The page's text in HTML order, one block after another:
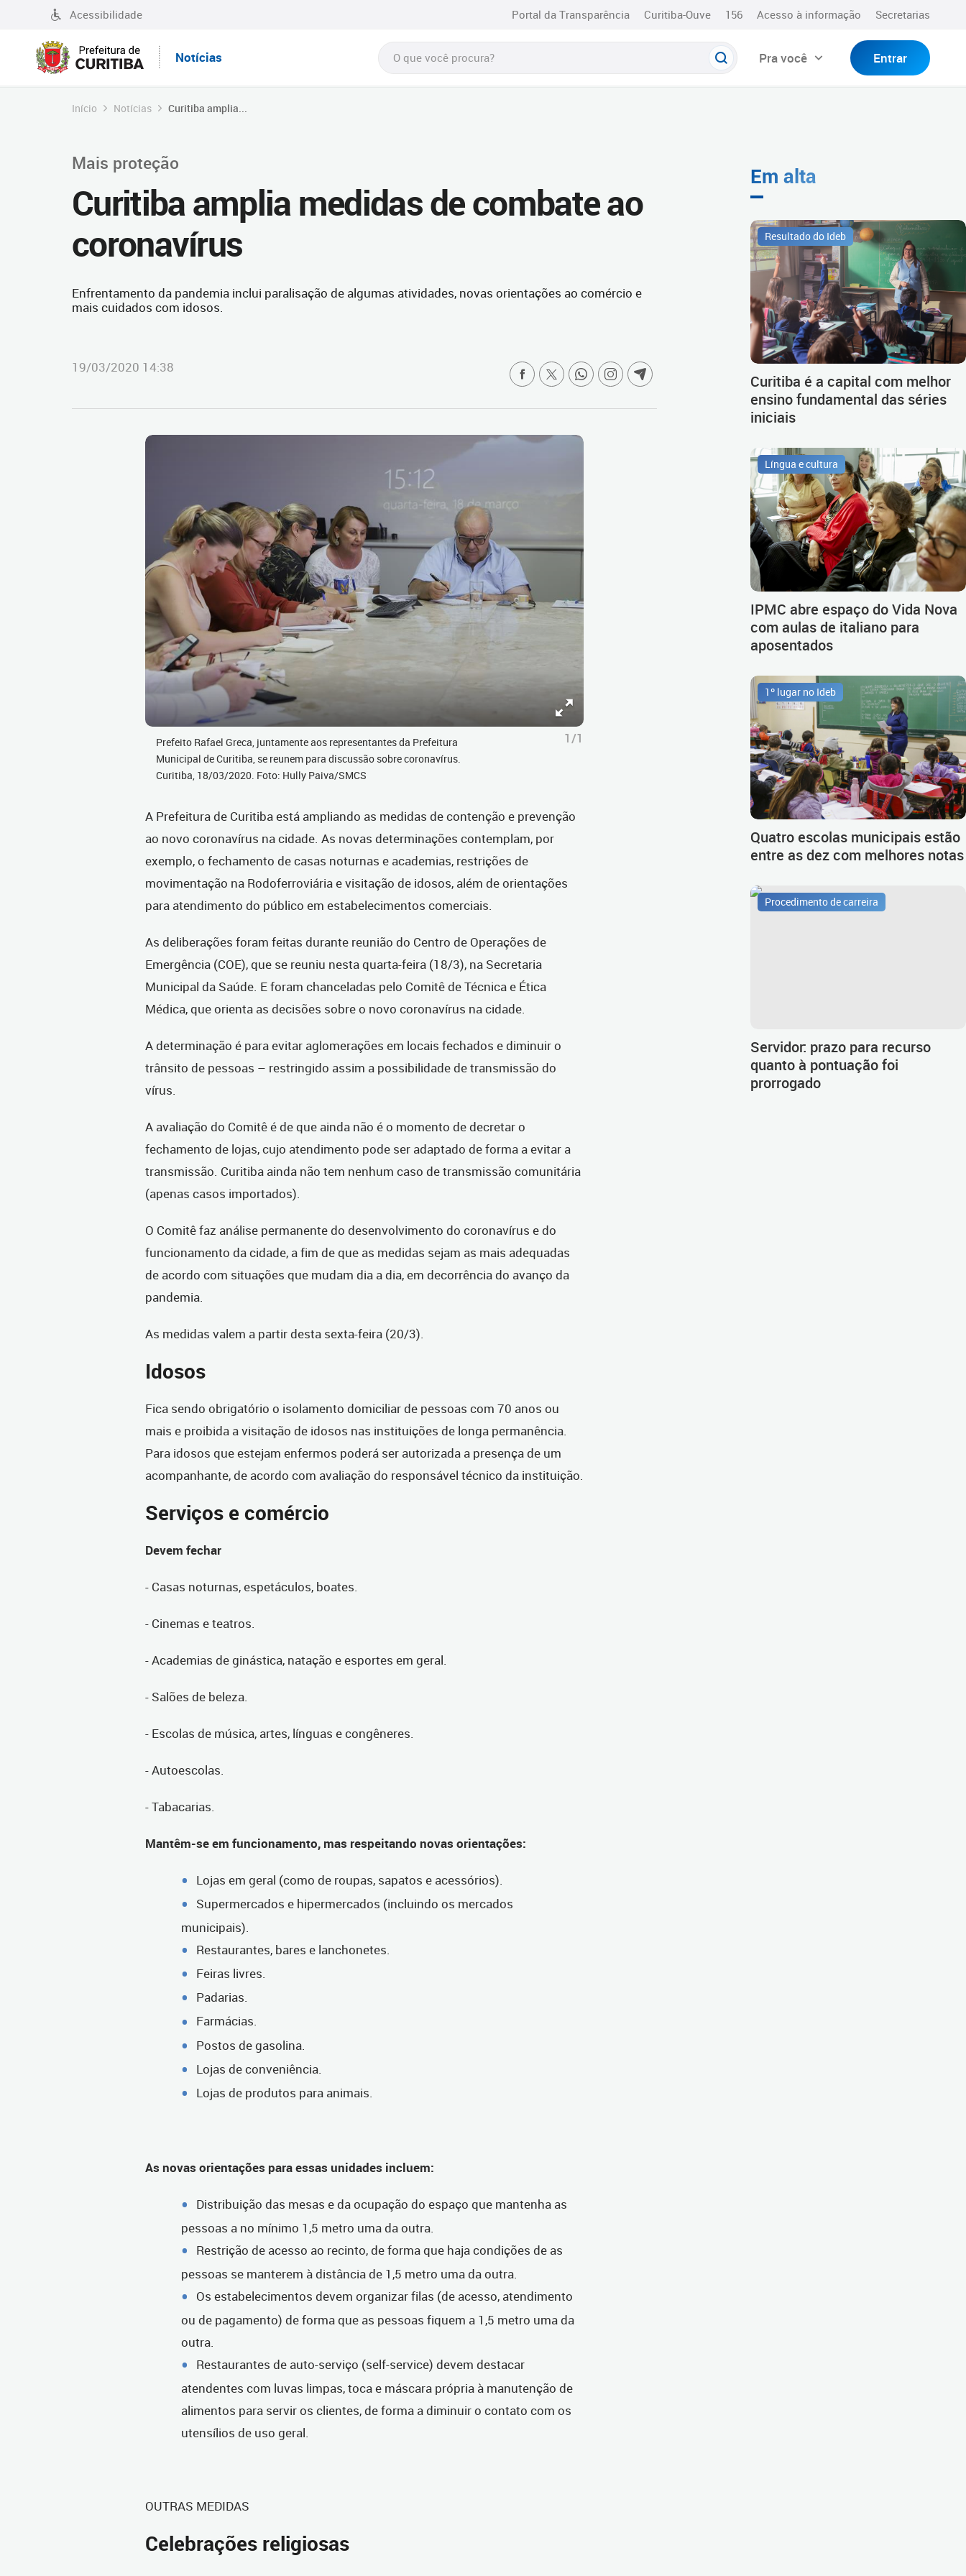
Acessibilidade Portal da Transparência Curitiba-Ouve 156 Acesso à informação Secretarias
Notícias Pra você Entrar
Início Notícias Curitiba amplia...
Mais proteção
Curitiba amplia medidas de combate ao
coronavírus
Enfrentamento da pandemia inclui paralisação de algumas atividades, novas orientações ao comércio e
mais cuidados com idosos.
19/03/2020 14:38
Prefeito Rafael Greca, juntamente aos representantes da Prefeitura
Municipal de Curitiba, se reunem para discussão sobre coronavírus.
Curitiba, 18/03/2020. Foto: Hully Paiva/SMCS
1/1
A Prefeitura de Curitiba está ampliando as medidas de contenção e prevenção
ao novo coronavírus na cidade. As novas determinações contemplam, por
exemplo, o fechamento de casas noturnas e academias, restrições de
movimentação na Rodoferroviária e visitação de idosos, além de orientações
para atendimento do público em estabelecimentos comerciais.
As deliberações foram feitas durante reunião do Centro de Operações de
Emergência (COE), que se reuniu nesta quarta-feira (18/3), na Secretaria
Municipal da Saúde. E foram chanceladas pelo Comitê de Técnica e Ética
Médica, que orienta as decisões sobre o novo coronavírus na cidade.
A determinação é para evitar aglomerações em locais fechados e diminuir o
trânsito de pessoas – restringido assim a possibilidade de transmissão do
vírus.
A avaliação do Comitê é de que ainda não é o momento de decretar o
fechamento de lojas, cujo atendimento pode ser adaptado de forma a evitar a
transmissão. Curitiba ainda não tem nenhum caso de transmissão comunitária
(apenas casos importados).
O Comitê faz análise permanente do desenvolvimento do coronavírus e do
funcionamento da cidade, a fim de que as medidas sejam as mais adequadas
de acordo com situações que mudam dia a dia, em decorrência do avanço da
pandemia.
As medidas valem a partir desta sexta-feira (20/3).
Idosos
Fica sendo obrigatório o isolamento domiciliar de pessoas com 70 anos ou
mais e proibida a visitação de idosos nas instituições de longa permanência.
Para idosos que estejam enfermos poderá ser autorizada a presença de um
acompanhante, de acordo com avaliação do responsável técnico da instituição.
Serviços e comércio
Devem fechar
- Casas noturnas, espetáculos, boates.
- Cinemas e teatros.
- Academias de ginástica, natação e esportes em geral.
- Salões de beleza.
- Escolas de música, artes, línguas e congêneres.
- Autoescolas.
- Tabacarias.
Mantêm-se em funcionamento, mas respeitando novas orientações:
Lojas em geral (como de roupas, sapatos e acessórios).
Supermercados e hipermercados (incluindo os mercados
municipais).
Restaurantes, bares e lanchonetes.
Feiras livres.
Padarias.
Farmácias.
Postos de gasolina.
Lojas de conveniência.
Lojas de produtos para animais.
As novas orientações para essas unidades incluem:
Distribuição das mesas e da ocupação do espaço que mantenha as
pessoas a no mínimo 1,5 metro uma da outra.
Restrição de acesso ao recinto, de forma que haja condições de as
pessoas se manterem à distância de 1,5 metro uma da outra.
Os estabelecimentos devem organizar filas (de acesso, atendimento
ou de pagamento) de forma que as pessoas fiquem a 1,5 metro uma da
outra.
Restaurantes de auto-serviço (self-service) devem destacar
atendentes com luvas limpas, toca e máscara própria à manutenção de
alimentos para servir os clientes, de forma a diminuir o contato com os
utensílios de uso geral.
OUTRAS MEDIDAS
Celebrações religiosas
Em alta
Resultado do Ideb
Curitiba é a capital com melhor
ensino fundamental das séries
iniciais
Língua e cultura
IPMC abre espaço do Vida Nova
com aulas de italiano para
aposentados
1º lugar no Ideb
Quatro escolas municipais estão
entre as dez com melhores notas
Procedimento de carreira
Servidor: prazo para recurso
quanto à pontuação foi
prorrogado